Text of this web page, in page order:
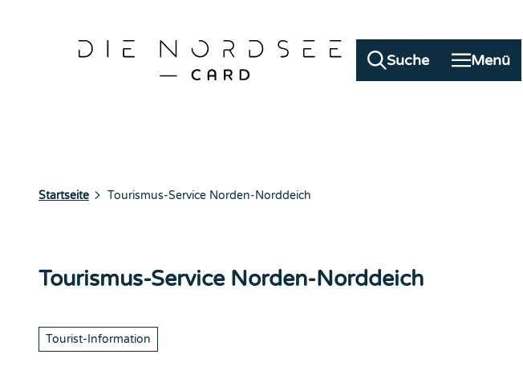
Suche Menü
Gewinnspiel Häufige Fragen
Startseite Tourismus-Service Norden-Norddeich
Tourismus-Service Norden-Norddeich
Tourist-Information